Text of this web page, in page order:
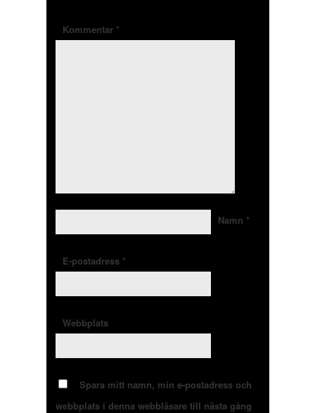
Kommentar *
Namn *
E-postadress *
Webbplats
Spara mitt namn, min e-postadress och
webbplats i denna webbläsare till nästa gång